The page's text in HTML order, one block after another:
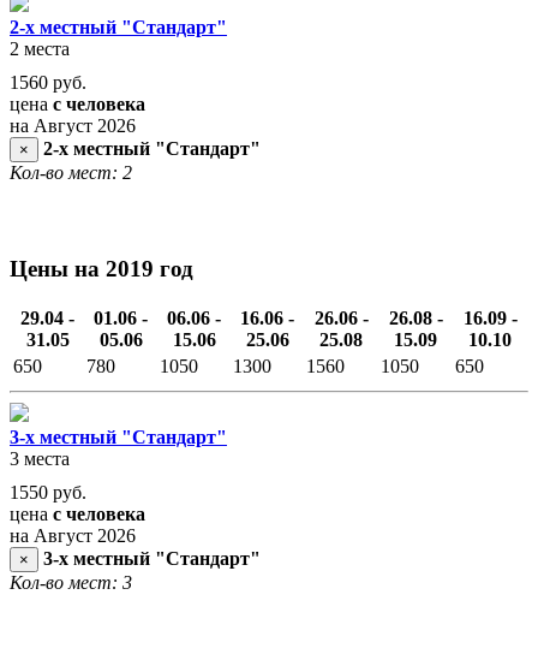
2-х местный "Стандарт"
2 места
1560 руб.
цена с человека
на Август 2026
×
2-х местный "Стандарт"
Кол-во мест: 2
Цены на 2019 год
29.04 -
31.05
01.06 -
05.06
06.06 -
15.06
16.06 -
25.06
26.06 -
25.08
26.08 -
15.09
16.09 -
10.10
650
780 1050 1300 1560 1050 650
3-х местный "Стандарт"
3 места
1550 руб.
цена с человека
на Август 2026
×
3-х местный "Стандарт"
Кол-во мест: 3